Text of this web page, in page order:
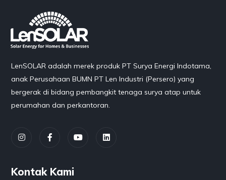
LenSOLAR adalah merek produk PT Surya Energi Indotama,
anak Perusahaan BUMN PT Len Industri (Persero) yang
bergerak di bidang pembangkit tenaga surya atap untuk
perumahan dan perkantoran.
Kontak Kami